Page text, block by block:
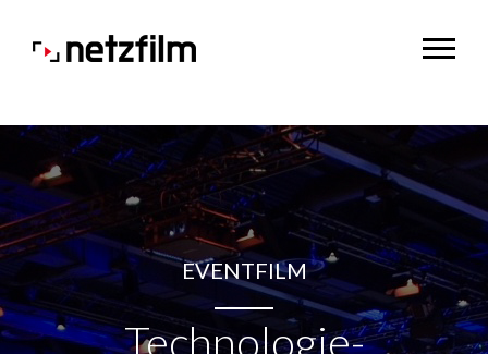
EVENTFILM
Technologie-